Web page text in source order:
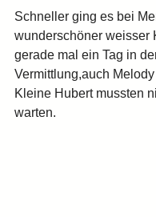
Schneller ging es bei
wunderschöner weisser
gerade mal ein Tag in
Vermittlung,auch
Kleine Hubert mussten
warten.